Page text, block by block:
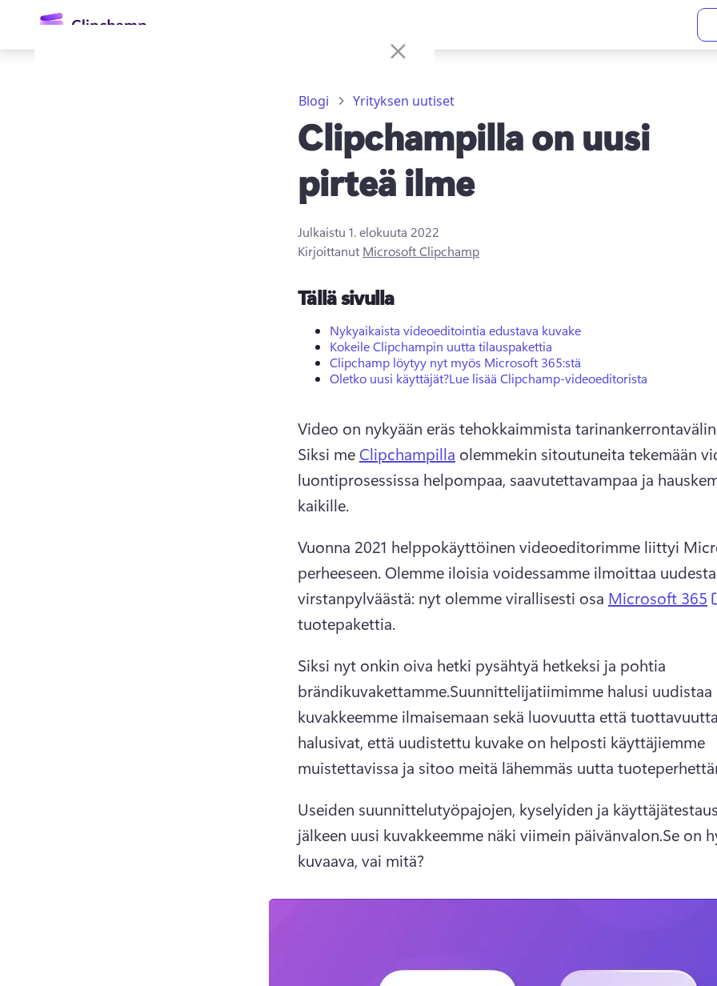
Blogi Yrityksen uutiset
Clipchampilla on uusi
pirteä ilme
Julkaistu 1. elokuuta 2022
Kirjoittanut Microsoft Clipchamp
Tällä sivulla
Nykyaikaista videoeditointia edustava kuvake
Kokeile Clipchampin uutta tilauspakettia
Clipchamp löytyy nyt myös Microsoft 365:stä
Oletko uusi käyttäjät?Lue lisää Clipchamp-videoeditorista
Video on nykyään eräs tehokkaimmista
Siksi me Clipchampilla olemmekin sitoutuneita tekemään
luontiprosessissa helpompaa, saavutettavampaa ja
kaikille.
Vuonna 2021 helppokäyttöinen videoeditorimme liittyi
perheeseen. Olemme iloisia voidessamme ilmoittaa uudesta
virstanpylväästä: nyt olemme virallisesti osa Microsoft 365
tuotepakettia.
Siksi nyt onkin oiva hetki pysähtyä hetkeksi ja pohtia
brändikuvakettamme.Suunnittelijatiimimme halusi uudistaa
kuvakkeemme ilmaisemaan sekä luovuutta että
halusivat, että uudistettu kuvake on helposti käyttäjiemme
muistettavissa ja sitoo meitä lähemmäs uutta
Useiden suunnittelutyöpajojen, kyselyiden ja
jälkeen uusi kuvakkeemme näki viimein päivänvalon.Se on
kuvaava, vai mitä?